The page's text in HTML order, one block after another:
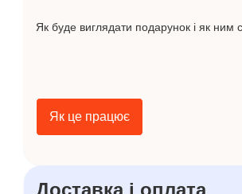
Як буде виглядати подарунок і як ним
Як це працює
Доставка і оплата